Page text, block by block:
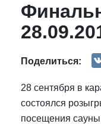
Поделиться:
28 сентября в
состоялся
посещения сауны